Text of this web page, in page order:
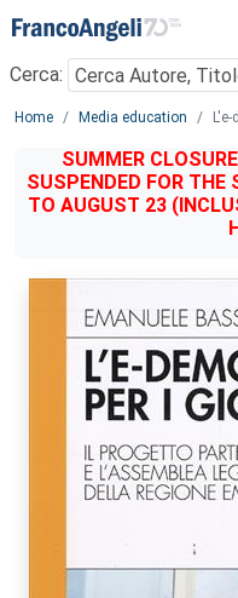
Menu
Cerca:
Main content
Home Media education
SUMMER
SUSPENDED FOR THE
TO AUGUST 23